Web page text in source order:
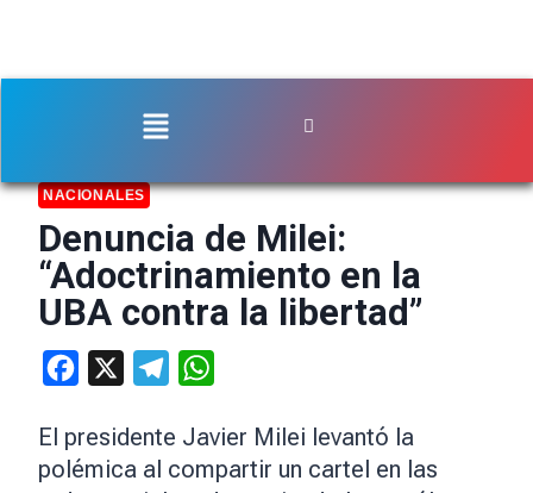
NACIONALES
Denuncia de Milei:
“Adoctrinamiento en la
UBA contra la libertad”
Facebook Telegram
El presidente Javier Milei levantó la
polémica al compartir un cartel en las